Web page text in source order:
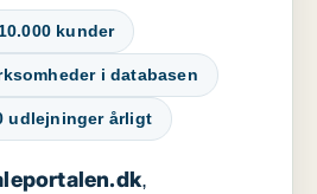
kunder
i databasen
udlejninger årligt
,